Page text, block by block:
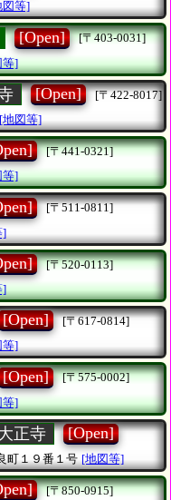
図等]
[Open]
[〒403-0031]
等]
[Open]
[〒422-8017]
[地図等]
[〒441-0321]
等]
[〒511-0811]
]
[〒520-0113]
]
[Open]
[〒617-0814]
等]
[Open]
[〒575-0002]
等]
正寺 [Open]
町１９番１号 [地図等]
[〒850-0915]